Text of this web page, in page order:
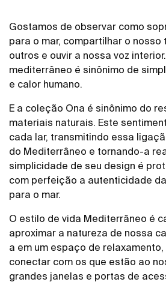
Gostamos de observar como
para o mar, compartilhar o nosso
outros e ouvir a nossa voz
mediterrâneo é sinônimo de
e calor humano.
E a coleção Ona é sinônimo do
materiais naturais. Este
cada lar, transmitindo essa
do Mediterrâneo e tornando-a
simplicidade de seu design é
com perfeição a autenticidade
para o mar.
O estilo de vida Mediterrâneo é
aproximar a natureza de nossa
a em um espaço de
conectar com os que estão ao
grandes janelas e portas de